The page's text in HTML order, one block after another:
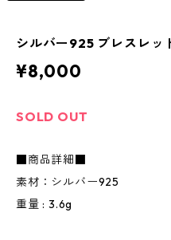
シルバー925 ブレスレ
¥8,000
SOLD OUT
■商品詳細■
素材：シルバー925
重量 : 3.6g